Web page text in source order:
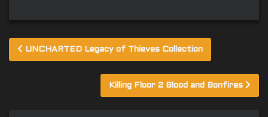
Yazı
gezinmesi
UNCHARTED Legacy of Thieves Collection
Killing Floor 2 Blood and Bonfires